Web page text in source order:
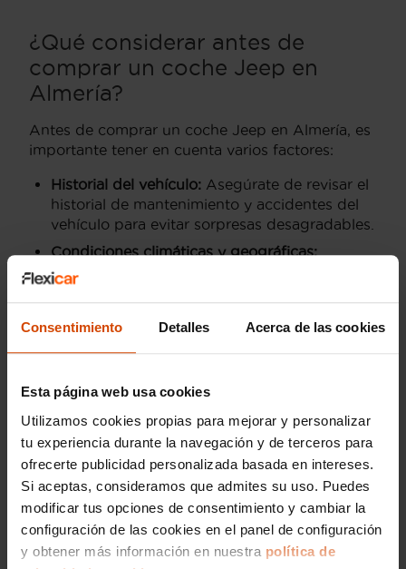
Consentimiento Detalles Acerca de las cookies
Esta página web usa cookies
Utilizamos cookies propias para mejorar y personalizar
tu experiencia durante la navegación y de terceros para
ofrecerte publicidad personalizada basada en intereses.
Si aceptas, consideramos que admites su uso. Puedes
modificar tus opciones de consentimiento y cambiar la
configuración de las cookies en el panel de configuración
y obtener más información en nuestra política de
¿Qué considerar antes de
comprar un coche Jeep en
Almería?
Antes de comprar un coche Jeep en Almería, es
importante tener en cuenta varios factores:
Historial del vehículo: Asegúrate de revisar el
historial de mantenimiento y accidentes del
vehículo para evitar sorpresas desagradables.
Condiciones climáticas y geográficas:
Considera las condiciones locales, como el
opciones de financiación para obtener la
coste de seguros y posibles garantías.
Revisiones técnicas: Realiza una inspección
técnica detallada para garantizar el buen
estado del motor, transmisión y otros
componentes críticos.
Ventajas de comprar un Jeep
de ocasión en Almería.